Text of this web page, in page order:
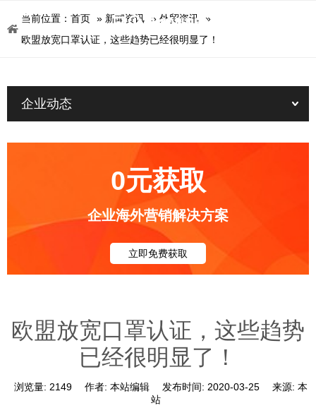
当前位置： 首页 » 新闻资讯 » 外贸资讯 »
欧盟放宽口罩认证，这些趋势已经很明显了！
企业动态
0元获取
企业海外营销解决方案
立即免费获取
欧盟放宽口罩认证，这些趋势
已经很明显了！
浏览量: 2149 作者: 本站编辑 发布时间: 2020-03-25 来源: 本
站